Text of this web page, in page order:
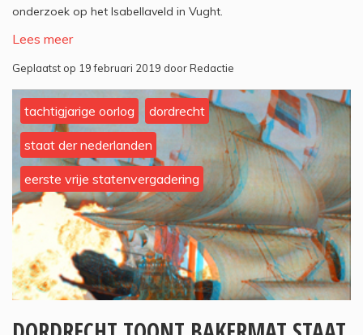
onderzoek op het Isabellaveld in Vught.
Lees meer
Geplaatst op 19 februari 2019 door Redactie
tachtigjarige oorlog dordrecht
staat der nederlanden
eerste vrije statenvergadering